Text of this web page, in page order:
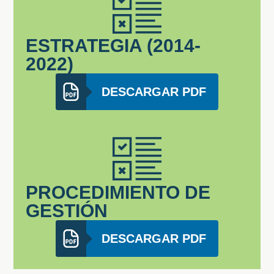
ESTRATEGIA (2014-
2022)
DESCARGAR PDF
PROCEDIMIENTO DE
GESTIÓN
DESCARGAR PDF